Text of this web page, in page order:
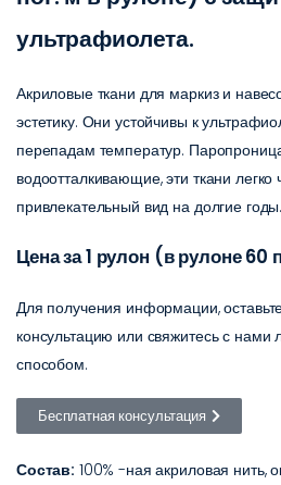
ультрафиолета.
Акриловые ткани для маркиз и
эстетику. Они устойчивы к
перепадам температур.
водоотталкивающие, эти ткани легко
привлекательный вид на долгие годы.
Цена за 1 рулон (в рулоне 60
Для получения информации,
консультацию или свяжитесь с
способом.
Бесплатная консультация
Состав: 100% -ная акриловая нить,